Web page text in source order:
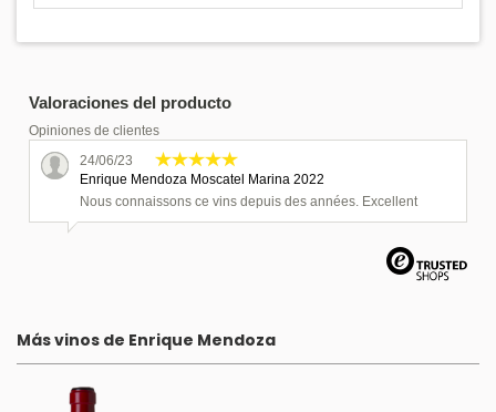
Valoraciones del producto
Opiniones de clientes
24/06/23
Enrique Mendoza Moscatel Marina 2022
Nous connaissons ce vins depuis des années. Excellent
Más vinos de Enrique Mendoza